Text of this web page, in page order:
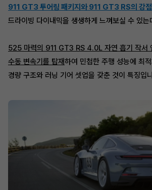
911 GT3 투어링 패키지와 911 GT3 RS의 강
드라이빙 다이내믹을 생생하게 느껴보실 수 있는
525 마력의 911 GT3 RS 4.0L 자연 흡기 작서
수동 변속기를 탑재하여 민첩한 주행 성능에 최
경량 구조와 러닝 기어 셋업을 갖춘 것이 특징입